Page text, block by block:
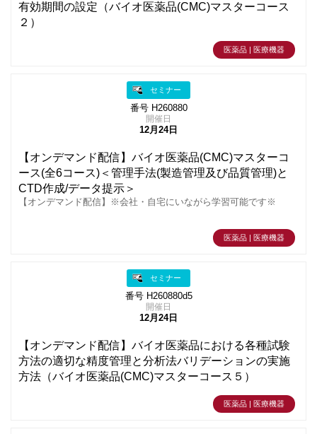
有効期間の設定（バイオ医薬品(CMC)マスターコース
２）
医薬品 | 医療機器
セミナー
番号 H260880
開催日
12月24日
【オンデマンド配信】バイオ医薬品(CMC)マスターコ
ース(全6コース)＜管理手法(製造管理及び品質管理)と
CTD作成/データ提示＞
【オンデマンド配信】※会社・自宅にいながら学習可能です※
医薬品 | 医療機器
セミナー
番号 H260880d5
開催日
12月24日
【オンデマンド配信】バイオ医薬品における各種試験
方法の適切な精度管理と分析法バリデーションの実施
方法（バイオ医薬品(CMC)マスターコース５）
医薬品 | 医療機器